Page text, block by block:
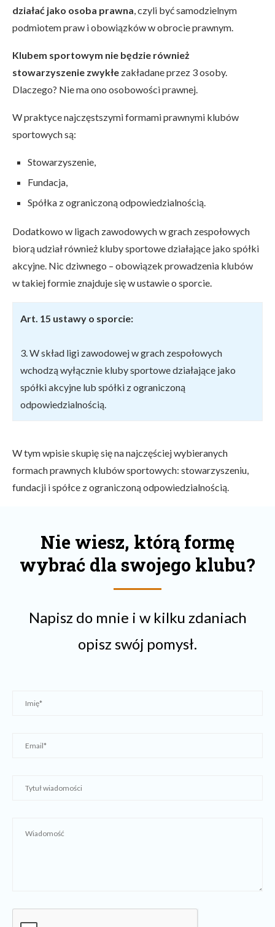
działać jako osoba prawna, czyli być samodzielnym
podmiotem praw i obowiązków w obrocie prawnym.
Klubem sportowym nie będzie również
stowarzyszenie zwykłe zakładane przez 3 osoby.
Dlaczego? Nie ma ono osobowości prawnej.
W praktyce najczęstszymi formami prawnymi klubów
sportowych są:
Stowarzyszenie,
Fundacja,
Spółka z ograniczoną odpowiedzialnością.
Dodatkowo w ligach zawodowych w grach zespołowych
biorą udział również kluby sportowe działające jako spółki
akcyjne. Nic dziwnego – obowiązek prowadzenia klubów
w takiej formie znajduje się w ustawie o sporcie.
Art. 15 ustawy o sporcie:
3. W skład ligi zawodowej w grach zespołowych
wchodzą wyłącznie kluby sportowe działające jako
spółki akcyjne lub spółki z ograniczoną
odpowiedzialnością.
W tym wpisie skupię się na najczęściej wybieranych
formach prawnych klubów sportowych: stowarzyszeniu,
fundacji i spółce z ograniczoną odpowiedzialnością.
Nie wiesz, którą formę
wybrać dla swojego klubu?
Napisz do mnie i w kilku zdaniach
opisz swój pomysł.